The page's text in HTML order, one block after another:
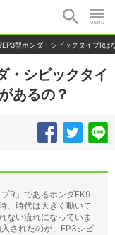
型ホンダ・シビックタイプR
・シビックタイ
あるの？
R」であるホンダEK9
、時代は大きく動いて
ない流れになっていま
されたのが、EP3シビ